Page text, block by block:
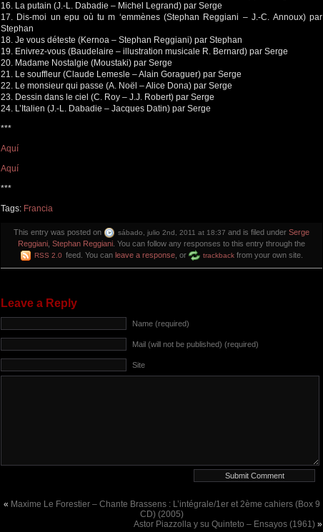
16. La putain (J.-L. Dabadie – Michel Legrand) par Serge
17. Dis-moi un epu où tu m ‘emmènes (Stephan Reggiani – J.-C. Annoux) par
Stephan
18. Je vous déteste (Kernoa – Stephan Reggiani) par Stephan
19. Enivrez-vous (Baudelaire – illustration musicale R. Bernard) par Serge
20. Madame Nostalgie (Moustaki) par Serge
21. Le souffleur (Claude Lemesle – Alain Goraguer) par Serge
22. Le monsieur qui passe (A. Noël – Alice Dona) par Serge
23. Dessin dans le ciel (C. Roy – J.J. Robert) par Serge
24. L’Italien (J.-L. Dabadie – Jacques Datin) par Serge
***
Aquí
Aquí
***
Tags: Francia
This entry was posted on sábado, julio 2nd, 2011 at 18:37 and is filed under Serge
Reggiani Stephan Reggiani . You can follow any responses to this entry through the
RSS 2.0 feed. You can leave a response , or trackback from your own site.
Leave a Reply
Name (required)
Mail (will not be published) (required)
Site
« Maxime Le Forestier – Chante Brassens : L’intégrale/1er et 2ème cahiers (Box 9
CD) (2005)
Astor Piazzolla y su Quinteto – Ensayos (1961) »